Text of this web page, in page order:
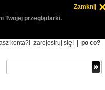
Zamknij
Twojej przeglądarki.
konta?! zarejestruj się! po co?